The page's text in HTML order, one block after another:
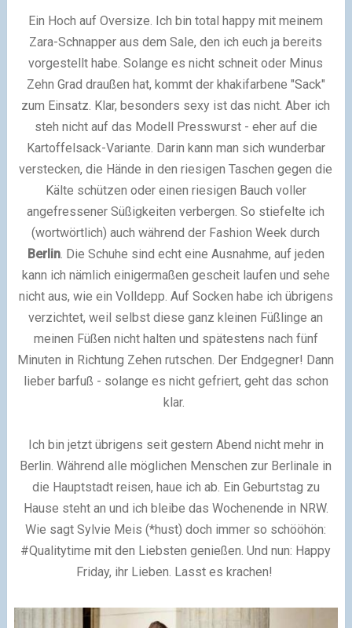
Ein Hoch auf Oversize. Ich bin total happy mit meinem
Zara-Schnapper aus dem Sale, den ich euch ja bereits
vorgestellt habe. Solange es nicht schneit oder Minus
Zehn Grad draußen hat, kommt der khakifarbene "Sack"
zum Einsatz. Klar, besonders sexy ist das nicht. Aber ich
steh nicht auf das Modell Presswurst - eher auf die
Kartoffelsack-Variante. Darin kann man sich wunderbar
verstecken, die Hände in den riesigen Taschen gegen die
Kälte schützen oder einen riesigen Bauch voller
angefressener Süßigkeiten verbergen. So stiefelte ich
(wortwörtlich) auch während der Fashion Week durch
Berlin. Die Schuhe sind echt eine Ausnahme, auf jeden
kann ich nämlich einigermaßen gescheit laufen und sehe
nicht aus, wie ein Volldepp. Auf Socken habe ich übrigens
verzichtet, weil selbst diese ganz kleinen Füßlinge an
meinen Füßen nicht halten und spätestens nach fünf
Minuten in Richtung Zehen rutschen. Der Endgegner! Dann
lieber barfuß - solange es nicht gefriert, geht das schon
klar.
Ich bin jetzt übrigens seit gestern Abend nicht mehr in
Berlin. Während alle möglichen Menschen zur Berlinale in
die Hauptstadt reisen, haue ich ab. Ein Geburtstag zu
Hause steht an und ich bleibe das Wochenende in NRW.
Wie sagt Sylvie Meis (*hust) doch immer so schööhön:
#Qualitytime mit den Liebsten genießen. Und nun: Happy
Friday, ihr Lieben. Lasst es krachen!